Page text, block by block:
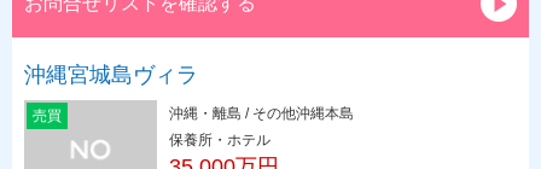
沖縄宮城島ヴィラ
売買
沖縄・離島 / その他沖縄本島
保養所・ホテル